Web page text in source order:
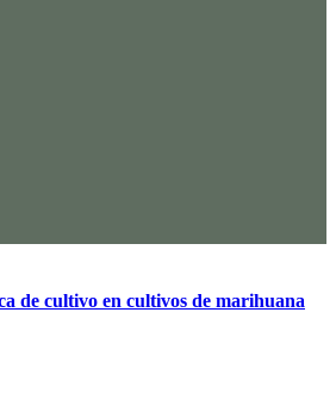
de cultivo en cultivos de marihuana